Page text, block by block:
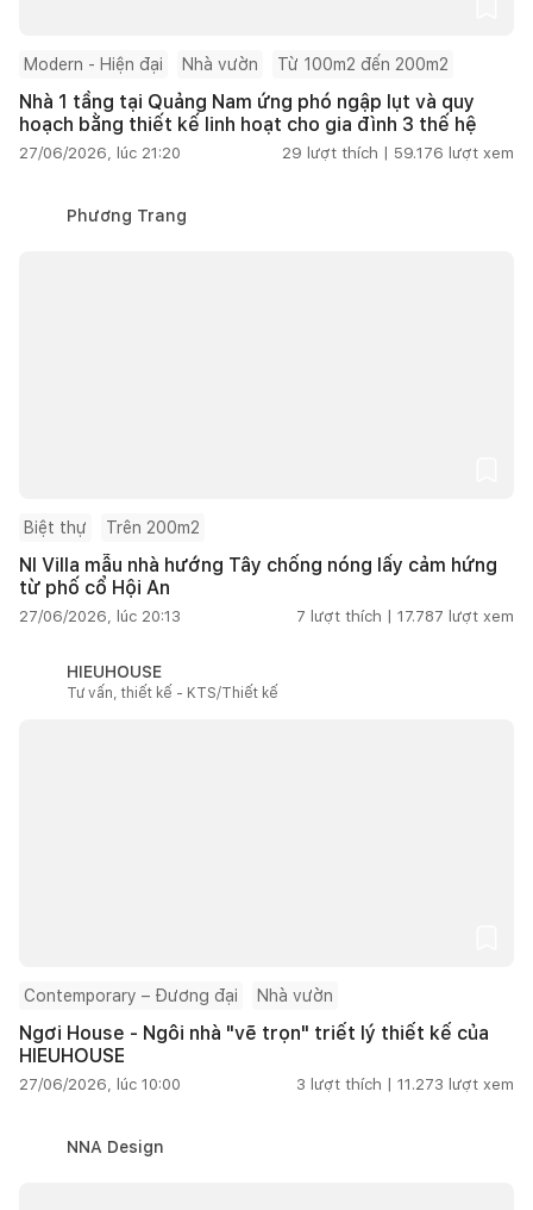
Modern - Hiện đại Nhà vườn Từ 100m2 đến 200m2
Nhà 1 tầng tại Quảng Nam ứng phó ngập lụt và quy
hoạch bằng thiết kế linh hoạt cho gia đình 3 thế hệ
27/06/2026, lúc 21:20 29 lượt thích | 59.176 lượt xem
Phương Trang
Biệt thự Trên 200m2
NI Villa mẫu nhà hướng Tây chống nóng lấy cảm hứng
từ phố cổ Hội An
27/06/2026, lúc 20:13 7 lượt thích | 17.787 lượt xem
HIEUHOUSE
Tư vấn, thiết kế - KTS/Thiết kế
Contemporary – Đương đại Nhà vườn
Ngơi House - Ngôi nhà "vẽ trọn" triết lý thiết kế của
HIEUHOUSE
27/06/2026, lúc 10:00 3 lượt thích | 11.273 lượt xem
NNA Design